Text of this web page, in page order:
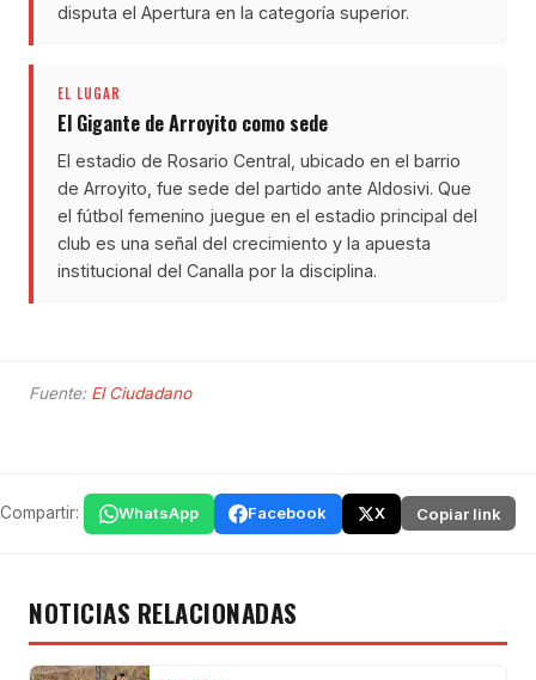
disputa el Apertura en la categoría superior.
EL LUGAR
El Gigante de Arroyito como sede
El estadio de Rosario Central, ubicado en el barrio
de Arroyito, fue sede del partido ante Aldosivi. Que
el fútbol femenino juegue en el estadio principal del
club es una señal del crecimiento y la apuesta
institucional del Canalla por la disciplina.
Fuente: El Ciudadano
Compartir: WhatsApp Facebook X Copiar link
NOTICIAS RELACIONADAS